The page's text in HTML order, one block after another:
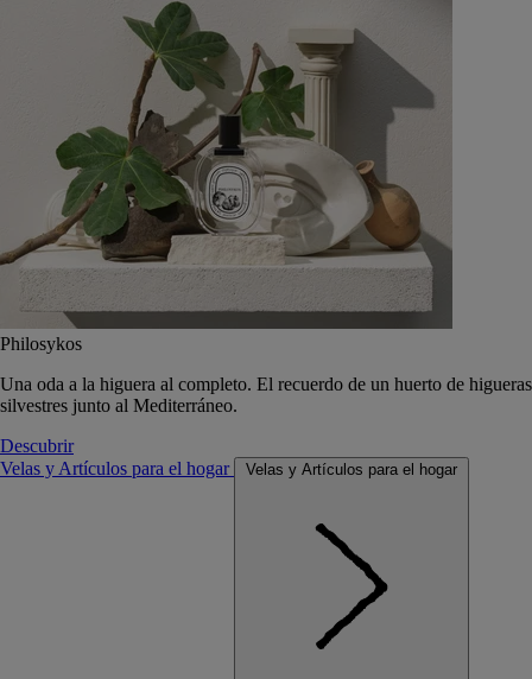
Philosykos
Una oda a la higuera al completo. El recuerdo de un huerto de higueras
silvestres junto al Mediterráneo.
Descubrir
Velas y Artículos para el hogar
Velas y Artículos para el hogar